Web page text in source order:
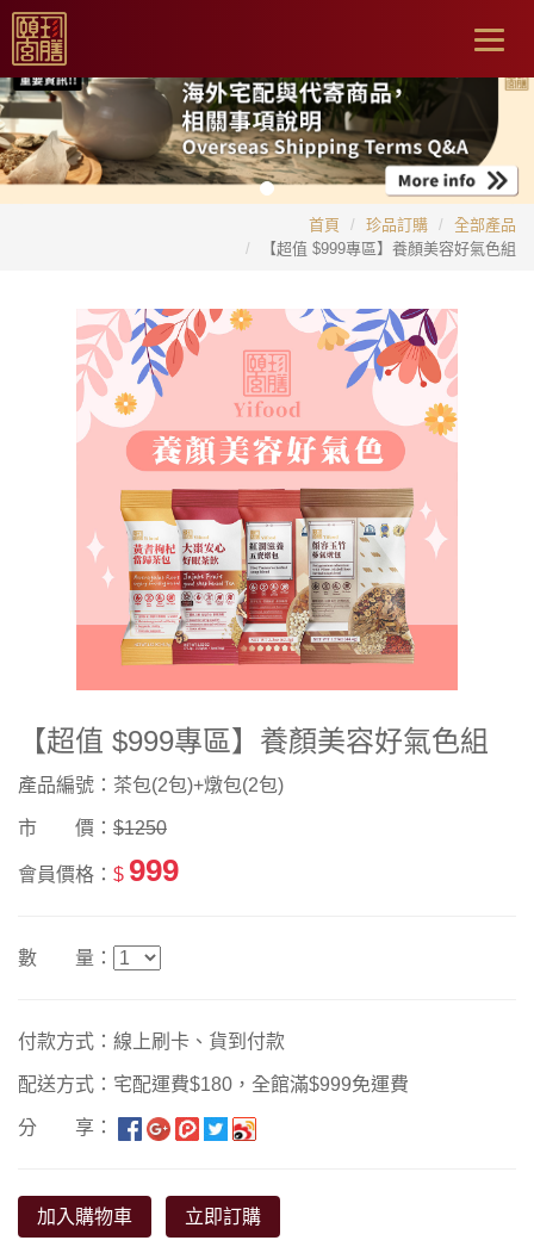
首頁 珍品訂購
全部產品
【超值 $999專區】養顏美容好氣色組
【超值 $999專區】養顏美容好氣色組
產品編號：茶包(2包)+燉包(2包)
市 價： $1250
會員價格： $ 999
數 量：
付款方式：線上刷卡、貨到付款
配送方式：宅配運費$180，全館滿$999免運費
分 享：
加入購物車 立即訂購